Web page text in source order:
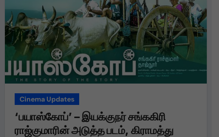
Cinema Updates
‘பயாஸ்கோப்’ – இயக்குநர் சங்ககிரி
ராஜ்குமாரின் அடுத்த படம், கிராமத்து